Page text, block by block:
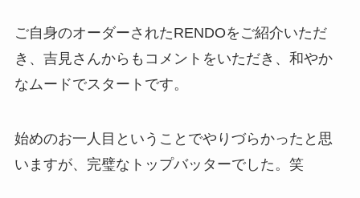
ご自身のオーダーされたRENDOをご紹介いただ
き、吉見さんからもコメントをいただき、和やか
なムードでスタートです。
始めのお一人目ということでやりづらかったと思
いますが、完璧なトップバッターでした。笑